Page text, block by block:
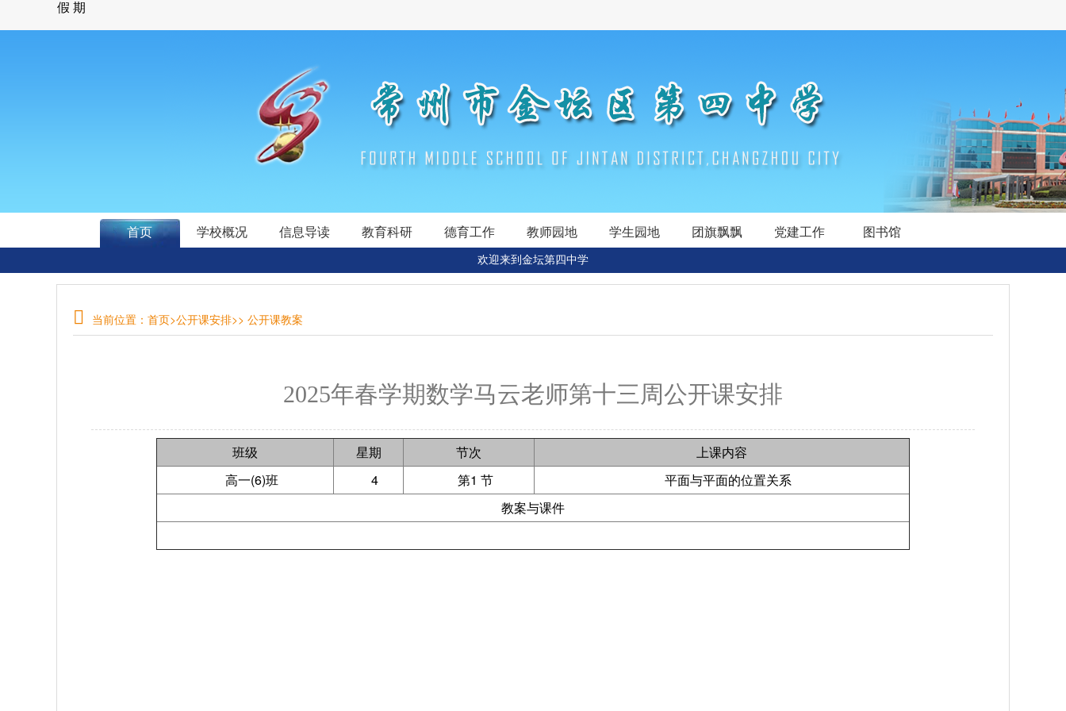
首页 学校概况 信息导读 教育科研 德育工作 教师园地 学生园地 团旗飘飘 党建工作 图书馆
欢迎来到金坛第四中学
当前位置： 首页>公开课安排>> 公开课教案
2025年春学期数学马云老师第十三周公开课安排
班级 星期 节次
上课内容
高一(6)班
4 第1 节
平面与平面的位置关系
教案与课件